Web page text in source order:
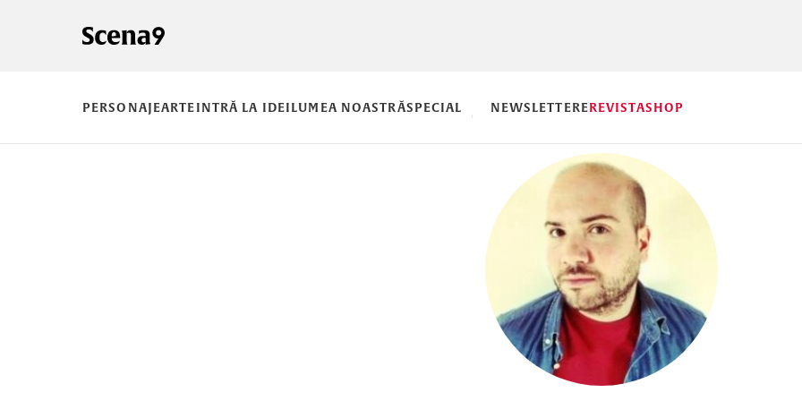
PERSONAJEARTEINTRĂ LA IDEILUMEA NOASTRĂSPECIAL NEWSLETTEREREVISTASHOP